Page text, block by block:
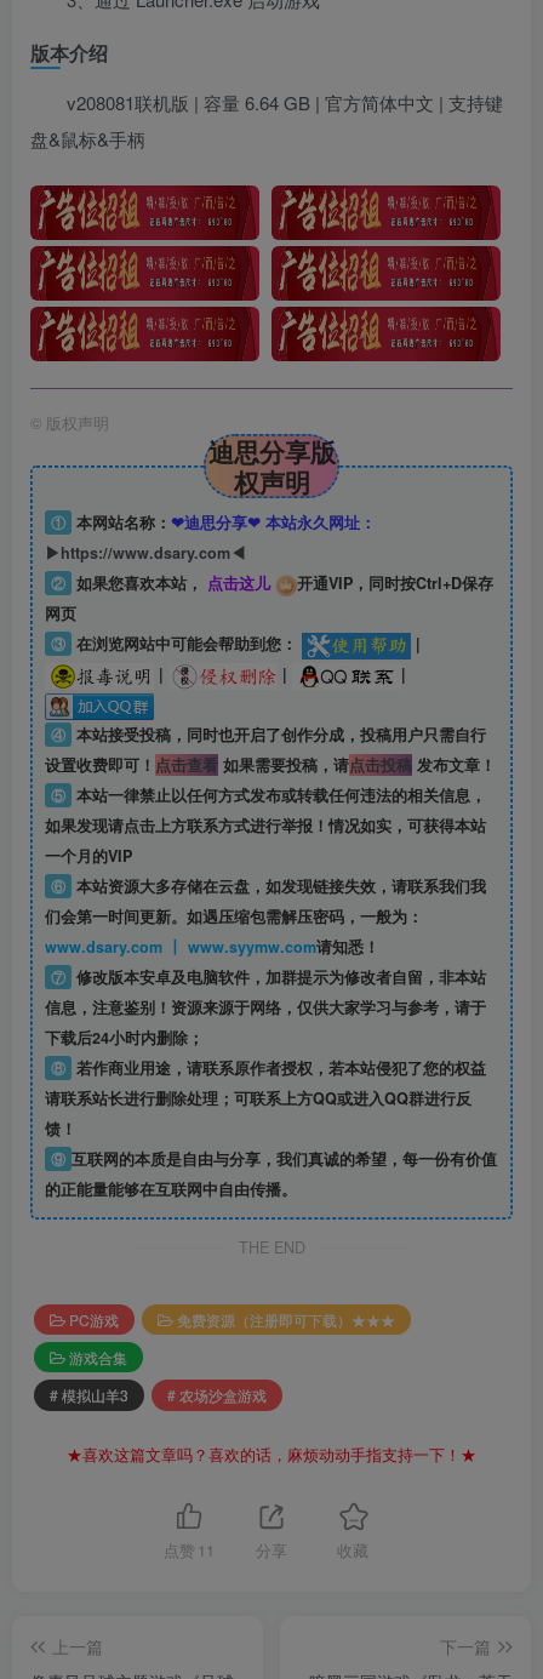
版本介绍
v208081联机版 | 容量 6.64 GB | 官方简体中文 | 支持键
盘&鼠标&手柄
© 版权声明
迪思分享版
权声明
① 本网站名称： ❤迪思分享❤ 本站永久网址：
▶https://www.dsary.com◀
② 如果您喜欢本站， 点击这儿
开通VIP，同时按Ctrl+D保存
网页
③ 在浏览网站中可能会帮助到您：
|
|
| |
④ 本站接受投稿，同时也开启了创作分成，投稿用户只需自行
设置收费即可！ 点击查看如果需要投稿，请点击投稿发布文章！
⑤ 本站一律禁止以任何方式发布或转载任何违法的相关信息，
如果发现请点击上方联系方式进行举报！情况如实，可获得本站
一个月的VIP
⑥ 本站资源大多存储在云盘，如发现链接失效，请联系我们我
们会第一时间更新。如遇压缩包需解压密码，一般为：
www.dsary.com 丨 www.syymw.com请知悉！
⑦ 修改版本安卓及电脑软件，加群提示为修改者自留， 非本站
信息，注意鉴别！资源来源于网络，仅供大家学习与参考，请于
下载后24小时内删除；
⑧ 若作商业用途，请联系原作者授权，若本站侵犯了您的权益
请联系站长进行删除处理；可联系上方QQ或进入QQ群进行反
馈！
⑨ 互联网的本质是自由与分享，我们真诚的希望，每一份有价值
的正能量能够在互联网中自由传播。
THE END
PC游戏
免费资源（注册即可下载）★★★
游戏合集
# 模拟山羊3
# 农场沙盒游戏
★喜欢这篇文章吗？喜欢的话，麻烦动动手指支持一下！★
点赞 11 分享 收藏
上一篇
下一篇